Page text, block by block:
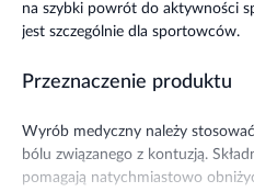
na szybki powrót do aktywności
jest szczególnie dla sportowców.
Przeznaczenie produktu
Wyrób medyczny należy
bólu związanego z kontuzją.
pomagają natychmiastowo